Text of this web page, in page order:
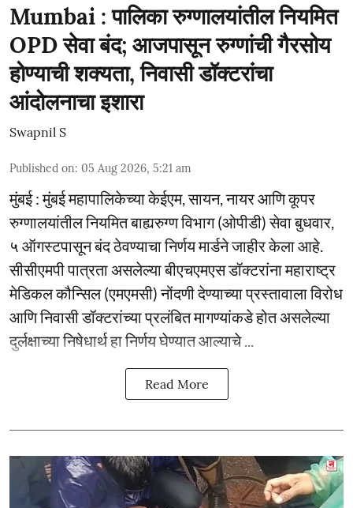
Mumbai : पालिका रुग्णालयांतील नियमित
OPD सेवा बंद; आजपासून रुग्णांची गैरसोय
होण्याची शक्यता, निवासी डॉक्टरांचा
आंदोलनाचा इशारा
Swapnil S
Published on: 05 Aug 2026, 5:21 am
मुंबई : मुंबई महापालिकेच्या केईएम, सायन, नायर आणि कूपर
रुग्णालयांतील नियमित बाह्यरुग्ण विभाग (ओपीडी) सेवा बुधवार,
५ ऑगस्टपासून बंद ठेवण्याचा निर्णय मार्डने जाहीर केला आहे.
सीसीएमपी पात्रता असलेल्या बीएचएमएस डॉक्टरांना महाराष्ट्र
मेडिकल कौन्सिल (एमएमसी) नोंदणी देण्याच्या प्रस्तावाला विरोध
आणि निवासी डॉक्टरांच्या प्रलंबित मागण्यांकडे होत असलेल्या
दुर्लक्षाच्या निषेधार्थ हा निर्णय घेण्यात आल्याचे ...
Read More